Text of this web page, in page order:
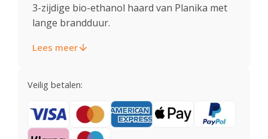
3-zijdige bio-ethanol haard van Planika met
lange brandduur.
Lees meer
Veilig betalen: